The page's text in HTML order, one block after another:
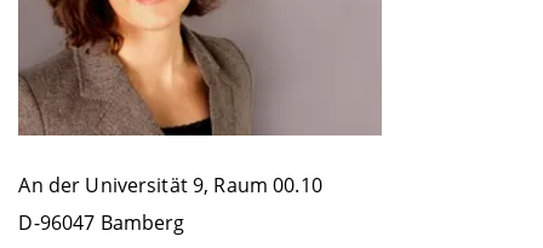
An der Universität 9, Raum 00.10
D-96047 Bamberg